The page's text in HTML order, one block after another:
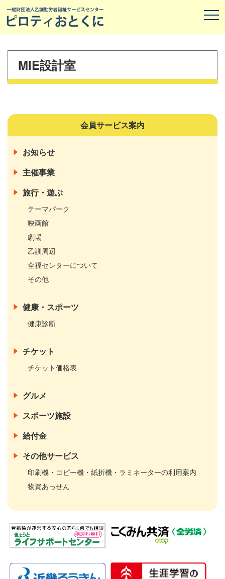
MIE設計室
会員サービス案内
お知らせ
主催事業
旅行・遊ぶ
テーマパーク
映画館
劇場
乙訓周辺
全福センターについて
その他
健康・スポーツ
健康診断
チケット
チケット価格表
グルメ
スポーツ施設
給付金
その他サービス
印刷機・コピー機・紙折機・ラミネーターの利用案内
物資あっせん